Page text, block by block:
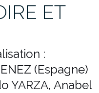
ET
:
(Espagne)
YARZA, Anabel